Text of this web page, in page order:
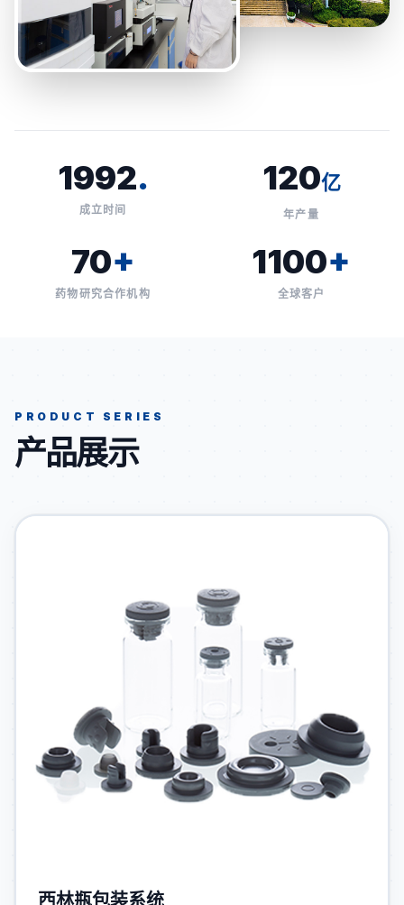
1992.
成立时间
120亿
年产量
70+
药物研究合作机构
1100+
全球客户
PRODUCT SERIES
产品展示
西林瓶包装系统